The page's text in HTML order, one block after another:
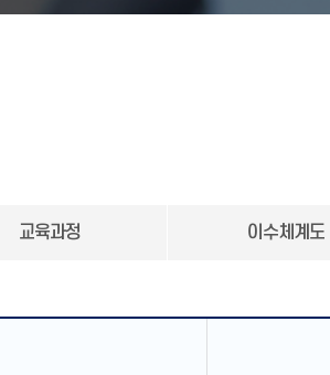
교육과정 이수체계도